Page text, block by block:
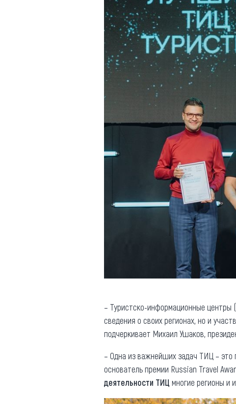
– Туристско-информационные центры
сведения о своих регионах, но и
подчеркивает Михаил Ушаков,
– Одна из важнейших задач ТИЦ – это
основатель премии Russian Travel
деятельности ТИЦ многие регионы и